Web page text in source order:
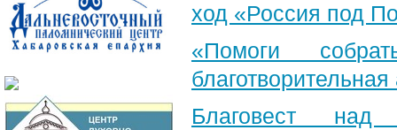
ход «Россия под
«Помоги
Благовест